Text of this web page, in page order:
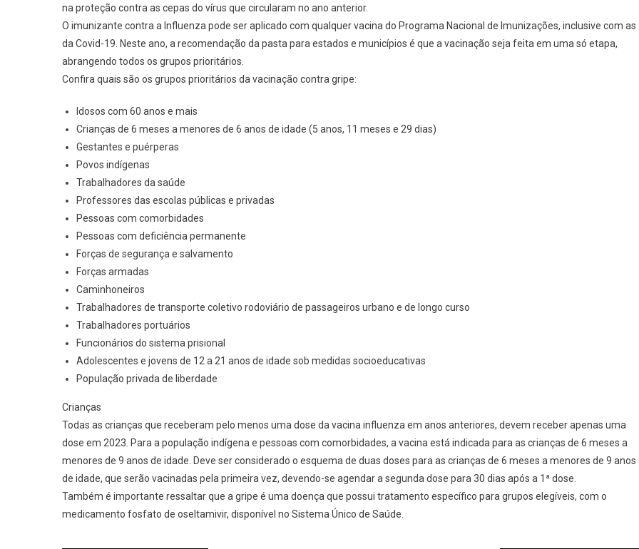
na proteção contra as cepas do vírus que circularam no ano anterior.
O imunizante contra a Influenza pode ser aplicado com qualquer vacina do Programa Nacional de Imunizações, inclusive com as
da Covid-19. Neste ano, a recomendação da pasta para estados e municípios é que a vacinação seja feita em uma só etapa,
abrangendo todos os grupos prioritários.
Confira quais são os grupos prioritários da vacinação contra gripe:
Idosos com 60 anos e mais
Crianças de 6 meses a menores de 6 anos de idade (5 anos, 11 meses e 29 dias)
Gestantes e puérperas
Povos indígenas
Trabalhadores da saúde
Professores das escolas públicas e privadas
Pessoas com comorbidades
Pessoas com deficiência permanente
Forças de segurança e salvamento
Forças armadas
Caminhoneiros
Trabalhadores de transporte coletivo rodoviário de passageiros urbano e de longo curso
Trabalhadores portuários
Funcionários do sistema prisional
Adolescentes e jovens de 12 a 21 anos de idade sob medidas socioeducativas
População privada de liberdade
Crianças
Todas as crianças que receberam pelo menos uma dose da vacina influenza em anos anteriores, devem receber apenas uma
dose em 2023. Para a população indígena e pessoas com comorbidades, a vacina está indicada para as crianças de 6 meses a
menores de 9 anos de idade. Deve ser considerado o esquema de duas doses para as crianças de 6 meses a menores de 9 anos
de idade, que serão vacinadas pela primeira vez, devendo-se agendar a segunda dose para 30 dias após a 1ª dose.
Também é importante ressaltar que a gripe é uma doença que possui tratamento específico para grupos elegíveis, com o
medicamento fosfato de oseltamivir, disponível no Sistema Único de Saúde.